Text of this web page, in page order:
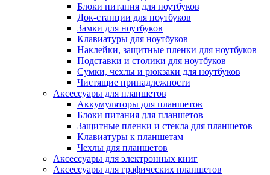
Блоки питания для ноутбуков
Док-станции для ноутбуков
Замки для ноутбуков
Клавиатуры для ноутбуков
Наклейки, защитные пленки для ноутбуков
Подставки и столики для ноутбуков
Сумки, чехлы и рюкзаки для ноутбуков
Чистящие принадлежности
Аксессуары для планшетов
Аккумуляторы для планшетов
Блоки питания для планшетов
Защитные пленки и стекла для планшетов
Клавиатуры к планшетам
Чехлы для планшетов
Аксессуары для электронных книг
Аксессуары для графических планшетов